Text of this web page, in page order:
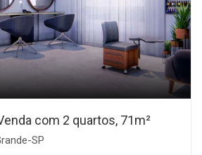
com 2 quartos, 71m²
SP